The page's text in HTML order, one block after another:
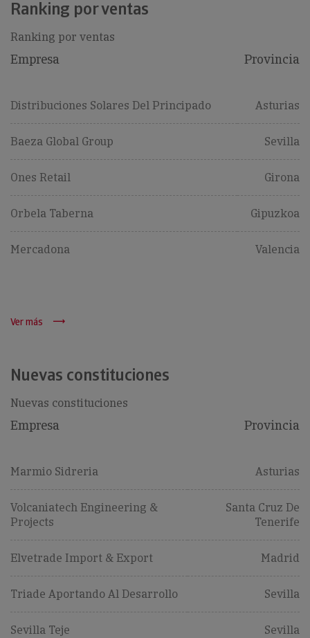
Ranking por ventas
Ranking por ventas
Empresa Provincia
Distribuciones Solares Del Principado Asturias
Baeza Global Group Sevilla
Ones Retail Girona
Orbela Taberna Gipuzkoa
Mercadona Valencia
Ver más
Nuevas constituciones
Nuevas constituciones
Empresa Provincia
Marmio Sidreria Asturias
Volcaniatech Engineering &
Projects
Santa Cruz De
Tenerife
Elvetrade Import & Export Madrid
Triade Aportando Al Desarrollo Sevilla
Sevilla Teje Sevilla